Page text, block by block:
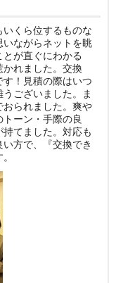
くら位するものな
ながらネットを眺
が直ぐにわかる
かれました。交換
！見積の際はいつ
ございました。ま
おられました。爽や
ーン・手際の良
てました。対応も
方で、『交換でき